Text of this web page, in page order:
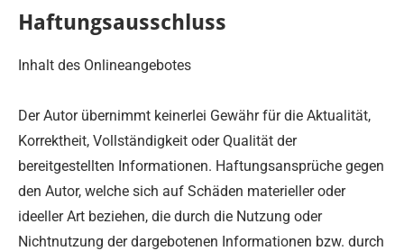
Haftungsausschluss
Inhalt des Onlineangebotes
Der Autor übernimmt keinerlei Gewähr für die Aktualität,
Korrektheit, Vollständigkeit oder Qualität der
bereitgestellten Informationen. Haftungsansprüche gegen
den Autor, welche sich auf Schäden materieller oder
ideeller Art beziehen, die durch die Nutzung oder
Nichtnutzung der dargebotenen Informationen bzw. durch